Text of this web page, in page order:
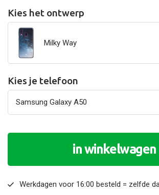
Kies het ontwerp
Milky Way
Kies je telefoon
in winkelwagen
Werkdagen voor 16:00 besteld = zelfde